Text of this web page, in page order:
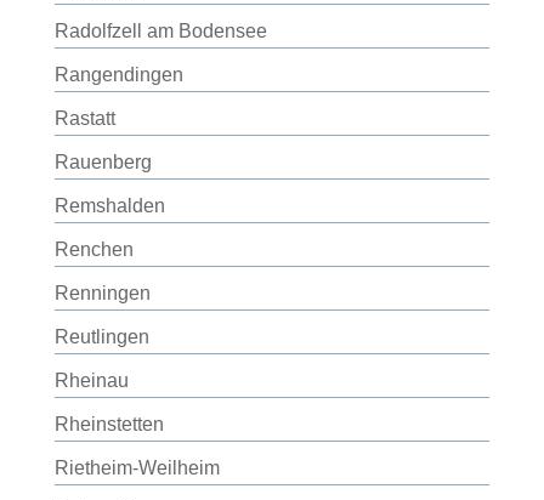
Radolfzell am Bodensee
Rangendingen
Rastatt
Rauenberg
Remshalden
Renchen
Renningen
Reutlingen
Rheinau
Rheinstetten
Rietheim-Weilheim